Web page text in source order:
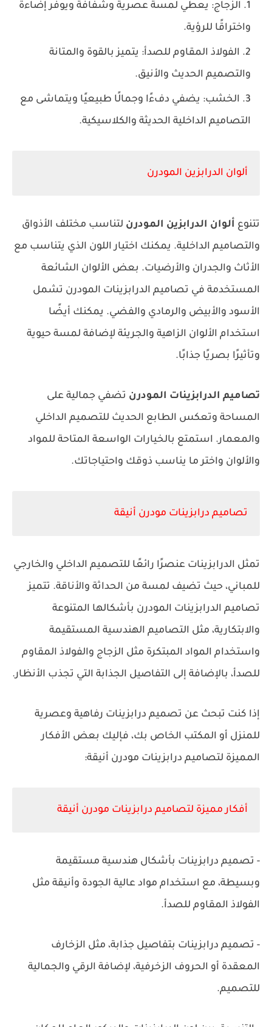
الزجاج: يعطي لمسة عصرية وشفافة ويوفر إضاءة
واختراقًا للرؤية.
الفولاذ المقاوم للصدأ: يتميز بالقوة والمتانة
والتصميم الحديث والأنيق.
الخشب: يضفي دفءًا وجمالًا طبيعيًا ويتماشى مع
التصاميم الداخلية الحديثة والكلاسيكية.
ألوان الدرابزين المودرن
تتنوع ألوان الدرابزين المودرن لتناسب مختلف الأذواق
والتصاميم الداخلية. يمكنك اختيار اللون الذي يتناسب مع
الأثاث والجدران والأرضيات. بعض الألوان الشائعة
المستخدمة في تصاميم الدرابزينات المودرن تشمل
الأسود والأبيض والرمادي والفضي. يمكنك أيضًا
استخدام الألوان الزاهية والجريئة لإضافة لمسة حيوية
وتأثيرًا بصريًا جذابًا.
تصاميم الدرابزينات المودرن تضفي جمالية على
المساحة وتعكس الطابع الحديث للتصميم الداخلي
والمعمار. استمتع بالخيارات الواسعة المتاحة للمواد
والألوان واختر ما يناسب ذوقك واحتياجاتك.
تصاميم درابزينات مودرن أنيقة
تمثل الدرابزينات عنصرًا رائعًا للتصميم الداخلي والخارجي
للمباني، حيث تضيف لمسة من الحداثة والأناقة. تتميز
تصاميم الدرابزينات المودرن بأشكالها المتنوعة
والابتكارية، مثل التصاميم الهندسية المستقيمة
واستخدام المواد المبتكرة مثل الزجاج والفولاذ المقاوم
للصدأ، بالإضافة إلى التفاصيل الجذابة التي تجذب الأنظار.
إذا كنت تبحث عن تصميم درابزينات رفاهية وعصرية
للمنزل أو المكتب الخاص بك، فإليك بعض الأفكار
المميزة لتصاميم درابزينات مودرن أنيقة:
أفكار مميزة لتصاميم درابزينات مودرن أنيقة
- تصميم درابزينات بأشكال هندسية مستقيمة
وبسيطة، مع استخدام مواد عالية الجودة وأنيقة مثل
الفولاذ المقاوم للصدأ.
- تصميم درابزينات بتفاصيل جذابة، مثل الزخارف
المعقدة أو الحروف الزخرفية، لإضافة الرقي والجمالية
للتصميم.